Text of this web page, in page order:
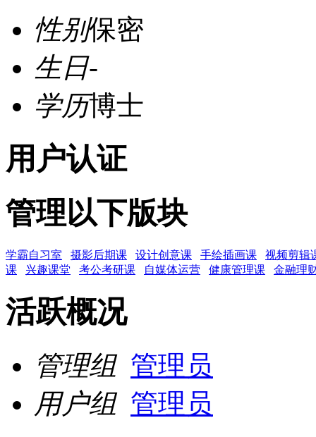
性别保密
生日-
学历博士
用户认证
管理以下版块
学霸自习室 摄影后期课 设计创意课 手绘插画课
视频剪辑
课
兴趣课堂 考公考研课 自媒体运营 健康管理课 金融理
活跃概况
管理组 管理员
用户组 管理员